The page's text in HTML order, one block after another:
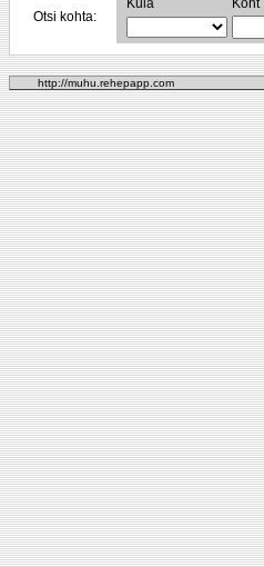
Otsi kohta:
Küla Koht
http://muhu.rehepapp.com